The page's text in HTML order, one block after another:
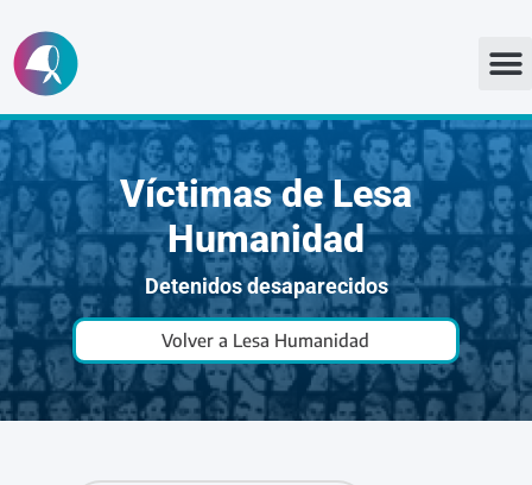
Ir
al
contenido
Víctimas de Lesa
Humanidad
Detenidos desaparecidos
Volver a Lesa Humanidad